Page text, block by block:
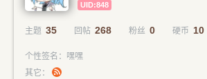
UID:848
主题 35 回帖 268 粉丝 0 硬币 10
个性签名：嘿嘿
其它：